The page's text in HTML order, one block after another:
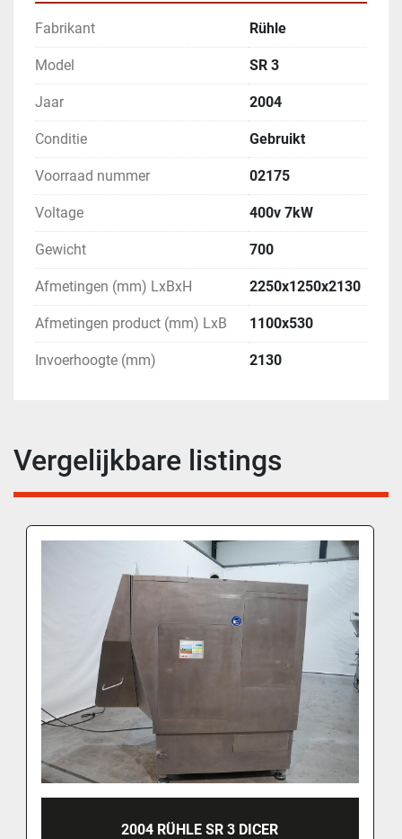
Fabrikant Rühle
Model SR 3
Jaar 2004
Conditie Gebruikt
Voorraad nummer 02175
Voltage 400v 7kW
Gewicht 700
Afmetingen (mm) LxBxH 2250x1250x2130
Afmetingen product (mm) LxB 1100x530
Invoerhoogte (mm) 2130
Vergelijkbare listings
2004 RÜHLE SR 3 DICER